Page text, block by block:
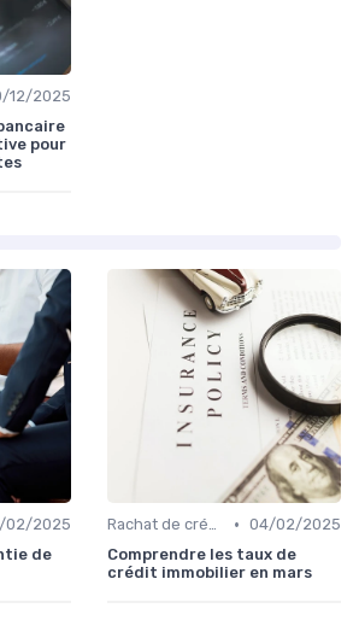
12/2025
pour
02/2025
de
Rachat de crédit immobilier • 04/02/2025
Comprendre les taux de
crédit immobilier en mars